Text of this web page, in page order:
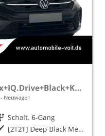
R-Line 115PS GV5+Matrix+IQ.Drive+Black+Keyless+Alu18+Cam+Sitzhz+Climatronic
Neuwagen
Getriebe Schalt. 6-Gang
Außenfarbe
[2T2T] Deep Black Metallic